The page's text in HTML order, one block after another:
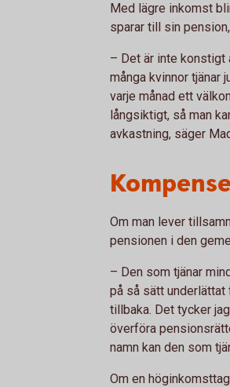
Med lägre inkomst
sparar till sin
– Det är inte konstigt
många kvinnor tjänar
varje månad ett
långsiktigt, så man
avkastning, säger
Om man lever
pensionen i den
– Den som tjänar
på så sätt underlättat
tillbaka. Det tycker
överföra
namn kan den som
Om en